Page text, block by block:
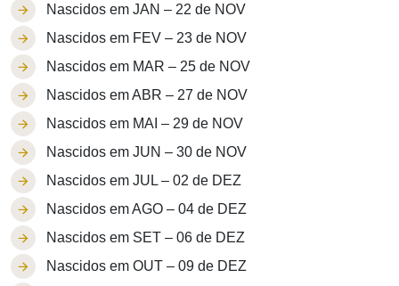
Nascidos em JAN – 22 de NOV
Nascidos em FEV – 23 de NOV
Nascidos em MAR – 25 de NOV
Nascidos em ABR – 27 de NOV
Nascidos em MAI – 29 de NOV
Nascidos em JUN – 30 de NOV
Nascidos em JUL – 02 de DEZ
Nascidos em AGO – 04 de DEZ
Nascidos em SET – 06 de DEZ
Nascidos em OUT – 09 de DEZ